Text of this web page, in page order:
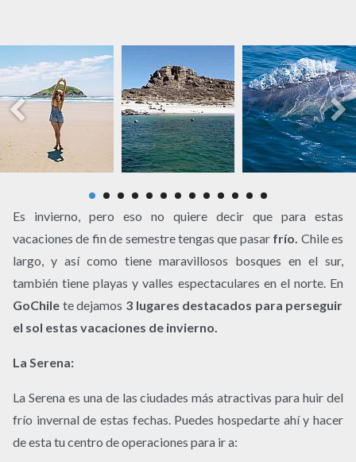
Es invierno, pero eso no quiere decir que para estas
vacaciones de fin de semestre tengas que pasarfrío. Chile es
largo, y así como tiene maravillosos bosques en el sur,
también tiene playas y valles espectaculares en el norte. En
GoChile te dejamos 3 lugares destacados para perseguir
el sol estas vacaciones de invierno.
La Serena:
La Serena es una de las ciudades más atractivas para huir del
frío invernal de estas fechas. Puedes hospedarte ahí y hacer
de esta tu centro de operaciones para ir a: